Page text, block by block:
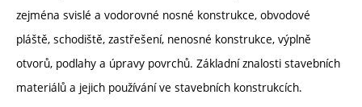
zejména svislé a vodorovné nosné konstrukce, obvodové
pláště, schodiště, zastřešení, nenosné konstrukce, výplně
otvorů, podlahy a úpravy povrchů. Základní znalosti stavebních
materiálů a jejich používání ve stavebních konstrukcích.